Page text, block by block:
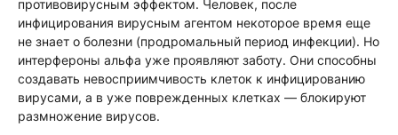
противовирусным эффектом. Человек, после
инфицирования вирусным агентом некоторое время еще
не знает о болезни (продромальный период инфекции). Но
интерфероны альфа уже проявляют заботу. Они способны
создавать невосприимчивость клеток к инфицированию
вирусами, а в уже поврежденных клетках — блокируют
размножение вирусов.